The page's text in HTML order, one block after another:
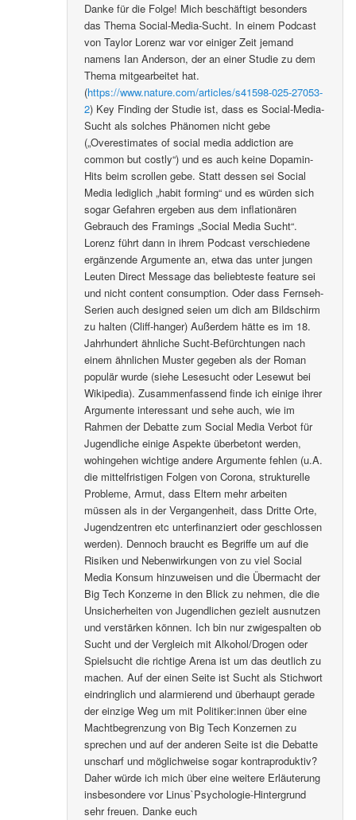
Danke für die Folge! Mich beschäftigt besonders
das Thema Social-Media-Sucht. In einem Podcast
von Taylor Lorenz war vor einiger Zeit jemand
namens Ian Anderson, der an einer Studie zu dem
Thema mitgearbeitet hat.
(https://www.nature.com/articles/s41598-025-27053-
2) Key Finding der Studie ist, dass es Social-Media-
Sucht als solches Phänomen nicht gebe
(„Overestimates of social media addiction are
common but costly“) und es auch keine Dopamin-
Hits beim scrollen gebe. Statt dessen sei Social
Media lediglich „habit forming“ und es würden sich
sogar Gefahren ergeben aus dem inflationären
Gebrauch des Framings „Social Media Sucht“.
Lorenz führt dann in ihrem Podcast verschiedene
ergänzende Argumente an, etwa das unter jungen
Leuten Direct Message das beliebteste feature sei
und nicht content consumption. Oder dass Fernseh-
Serien auch designed seien um dich am Bildschirm
zu halten (Cliff-hanger) Außerdem hätte es im 18.
Jahrhundert ähnliche Sucht-Befürchtungen nach
einem ähnlichen Muster gegeben als der Roman
populär wurde (siehe Lesesucht oder Lesewut bei
Wikipedia). Zusammenfassend finde ich einige ihrer
Argumente interessant und sehe auch, wie im
Rahmen der Debatte zum Social Media Verbot für
Jugendliche einige Aspekte überbetont werden,
wohingehen wichtige andere Argumente fehlen (u.A.
die mittelfristigen Folgen von Corona, strukturelle
Probleme, Armut, dass Eltern mehr arbeiten
müssen als in der Vergangenheit, dass Dritte Orte,
Jugendzentren etc unterfinanziert oder geschlossen
werden). Dennoch braucht es Begriffe um auf die
Risiken und Nebenwirkungen von zu viel Social
Media Konsum hinzuweisen und die Übermacht der
Big Tech Konzerne in den Blick zu nehmen, die die
Unsicherheiten von Jugendlichen gezielt ausnutzen
und verstärken können. Ich bin nur zwigespalten ob
Sucht und der Vergleich mit Alkohol/Drogen oder
Spielsucht die richtige Arena ist um das deutlich zu
machen. Auf der einen Seite ist Sucht als Stichwort
eindringlich und alarmierend und überhaupt gerade
der einzige Weg um mit Politiker:innen über eine
Machtbegrenzung von Big Tech Konzernen zu
sprechen und auf der anderen Seite ist die Debatte
unscharf und möglichweise sogar kontraproduktiv?
Daher würde ich mich über eine weitere Erläuterung
insbesondere vor Linus`Psychologie-Hintergrund
sehr freuen. Danke euch